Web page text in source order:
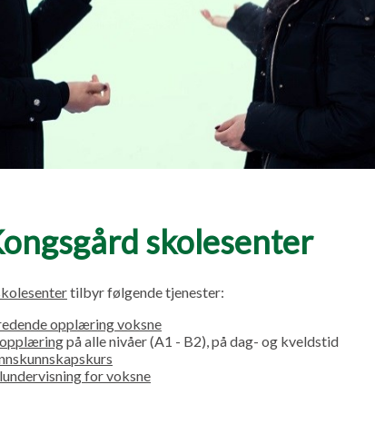
skolesenter
tilbyr følgende tjenester:
opplæring voksne
på alle nivåer (A1 - B2), på dag- og kveldstid
for voksne